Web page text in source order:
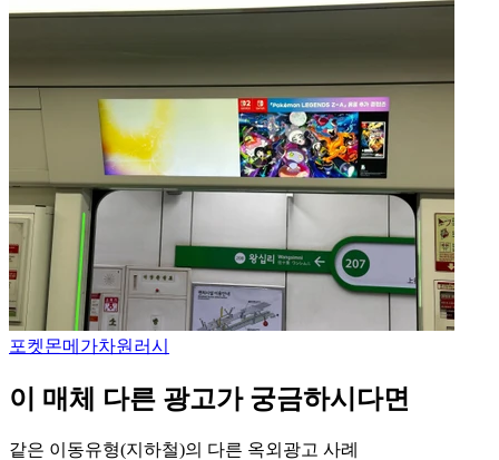
포켓몬메가차원러시
이 매체 다른 광고가 궁금하시다면
같은 이동유형(지하철)의 다른 옥외광고 사례